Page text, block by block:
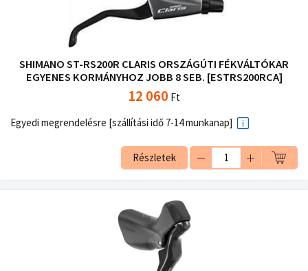
SHIMANO ST-RS200R CLARIS ORSZÁGÚTI FÉKVÁLTÓKAR
EGYENES KORMÁNYHOZ JOBB 8 SEB. [ESTRS200RCA]
12 060 Ft
Egyedi megrendelésre [szállítási idő 7-14 munkanap]
Részletek